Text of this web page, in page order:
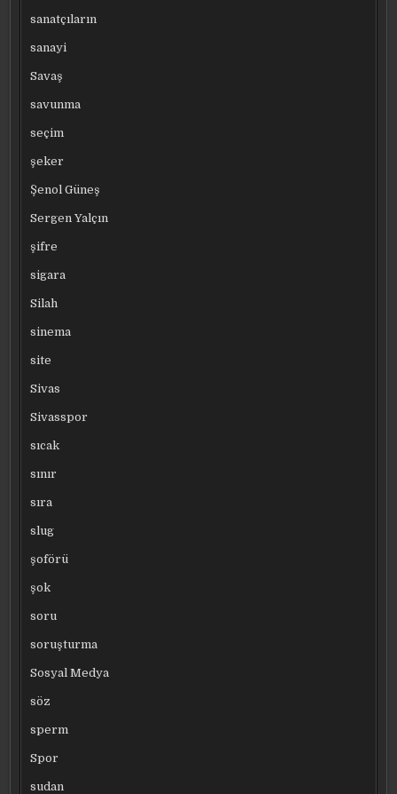
sanatçıların
sanayi
Savaş
savunma
seçim
şeker
Şenol Güneş
Sergen Yalçın
şifre
sigara
Silah
sinema
site
Sivas
Sivasspor
sıcak
sınır
sıra
slug
şoförü
şok
soru
soruşturma
Sosyal Medya
söz
sperm
Spor
sudan